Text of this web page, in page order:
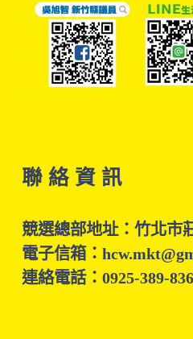
聯 絡 資 訊
競選總部地址：竹北市
電子信箱：
連絡電話：0925-389-836